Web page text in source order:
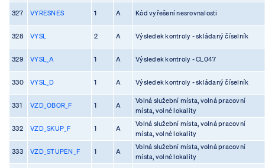
327 VYRESNES 1 A Kód vyřešení nesrovnalosti
328 VYSL 2 A Výsledek kontroly - skládaný číselník
329 VYSL_A 1 A Výsledek kontroly - CL047
330 VYSL_D 1 A Výsledek kontroly - skládaný číselník
331 VZD_OBOR_F 1 A
Volná služební místa, volná pracovní
místa, volné lokality
332 VZD_SKUP_F 1 A
Volná služební místa, volná pracovní
místa, volné lokality
333 VZD_STUPEN_F 1 A
Volná služební místa, volná pracovní
místa, volné lokality